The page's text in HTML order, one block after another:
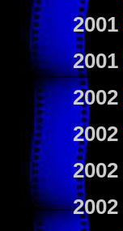
2001
2001
2002
2002
2002
2002